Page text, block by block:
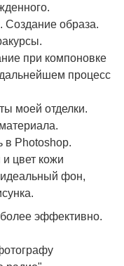
Создание образа.
при компоновке
процесс
моей отделки.
в Photoshop.
цвет кожи
фон,
эффективно.